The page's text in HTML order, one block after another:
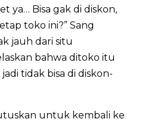
ya… Bisa gak di diskon,
toko ini?” Sang
jauh dari situ
bahwa ditoko itu
tidak bisa di diskon-
untuk kembali ke